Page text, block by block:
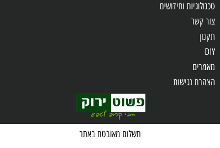
טכנולוגיות וחידושים
צור קשר
תקנון
DIY
מאמרים
הצהרת נגישות
תשלום מאובטח באתר